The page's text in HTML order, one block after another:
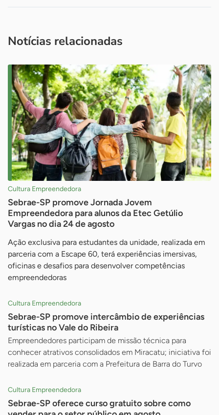
Notícias relacionadas
Cultura Empreendedora
Sebrae-SP promove Jornada Jovem
Empreendedora para alunos da Etec Getúlio
Vargas no dia 24 de agosto
Ação exclusiva para estudantes da unidade, realizada em
parceria com a Escape 60, terá experiências imersivas,
oficinas e desafios para desenvolver competências
empreendedoras
Cultura Empreendedora
Sebrae-SP promove intercâmbio de experiências
turísticas no Vale do Ribeira
Empreendedores participam de missão técnica para
conhecer atrativos consolidados em Miracatu; iniciativa foi
realizada em parceria com a Prefeitura de Barra do Turvo
Cultura Empreendedora
Sebrae-SP oferece curso gratuito sobre como